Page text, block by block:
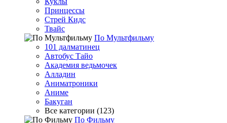
Принцессы
Стрей Кидс
Твайс
По Мультфильму
101 далматинец
Автобус Тайо
Академия ведьмочек
Алладин
Аниматроники
Аниме
Бакуган
Все категории (123)
По Фильму